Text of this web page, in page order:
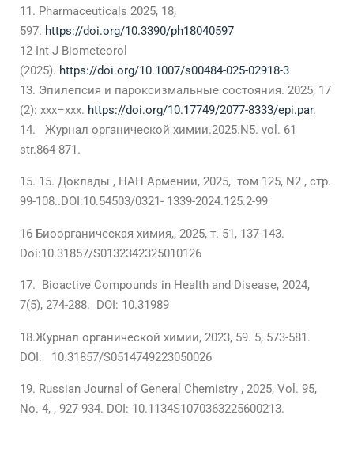
11. Pharmaceuticals 2025, 18,
597. https://doi.org/10.3390/ph18040597
12 Int J Biometeorol
(2025). https://doi.org/10.1007/s00484-025-02918-3
13. Эпилепсия и пароксизмальные состояния. 2025; 17
(2): ххх–ххх. https://doi.org/10.17749/2077-8333/epi.par.
14. Журнал органической химии.2025.N5. vol. 61
str.864-871.
15. Доклады , НАН Армении, 2025, том 125, N2 , стр.
99-108..DOI:10.54503/0321- 1339-2024.125.2-99
16 Биоорганическая химия,, 2025, т. 51, 137-143.
Doi:10.31857/S0132342325010126
Bioactive Compounds in Health and Disease, 2024,
7(5), 274-288. DOI: 10.31989
18.Журнал органической химии, 2023, 59. 5, 573-581.
DOI: 10.31857/S0514749223050026
Russian Journal of General Chemistry , 2025, Vol. 95,
No. 4, , 927-934. DOI: 10.1134S1070363225600213.